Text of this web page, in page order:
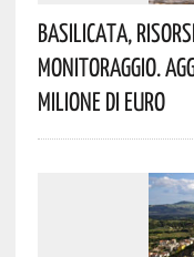
Basilicata,
Monitoraggio.
Milione Di Euro